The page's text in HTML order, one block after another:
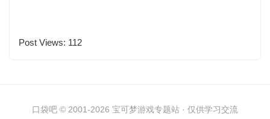
Post Views: 112
口袋吧 © 2001-2026 宝可梦游戏专题站 · 仅供学习交流